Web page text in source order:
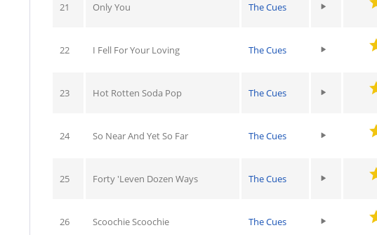
21 Only You The Cues
22 I Fell For Your Loving The Cues
23 Hot Rotten Soda Pop The Cues
24 So Near And Yet So Far The Cues
25 Forty 'Leven Dozen Ways The Cues
26 Scoochie Scoochie The Cues